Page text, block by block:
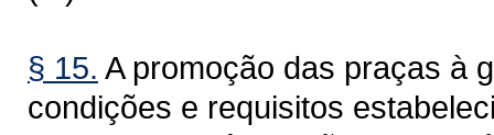
§ 15. A promoção das praças à
condições e requisitos